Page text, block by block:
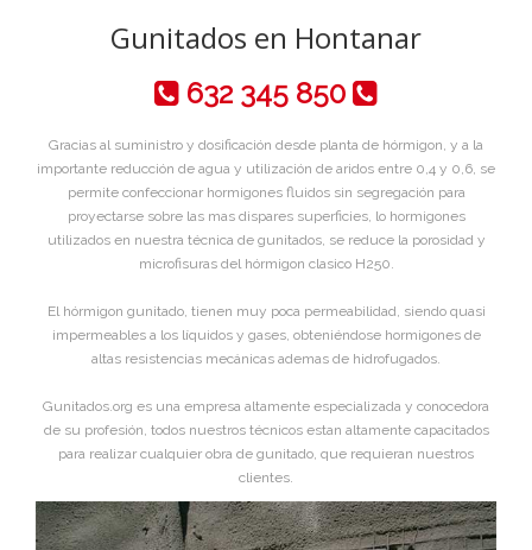
Gunitados en Hontanar
632 345 850
Gracias al suministro y dosificación desde planta de hórmigon, y a la
importante reducción de agua y utilización de aridos entre 0,4 y 0,6, se
permite confeccionar hormigones fluidos sin segregación para
proyectarse sobre las mas dispares superficies, lo hormigones
utilizados en nuestra técnica de gunitados, se reduce la porosidad y
microfisuras del hórmigon clasico H250.
El hórmigon gunitado, tienen muy poca permeabilidad, siendo quasi
impermeables a los líquidos y gases, obteniéndose hormigones de
altas resistencias mecánicas ademas de hidrofugados.
Gunitados.org es una empresa altamente especializada y conocedora
de su profesión, todos nuestros técnicos estan altamente capacitados
para realizar cualquier obra de gunitado, que requieran nuestros
clientes.